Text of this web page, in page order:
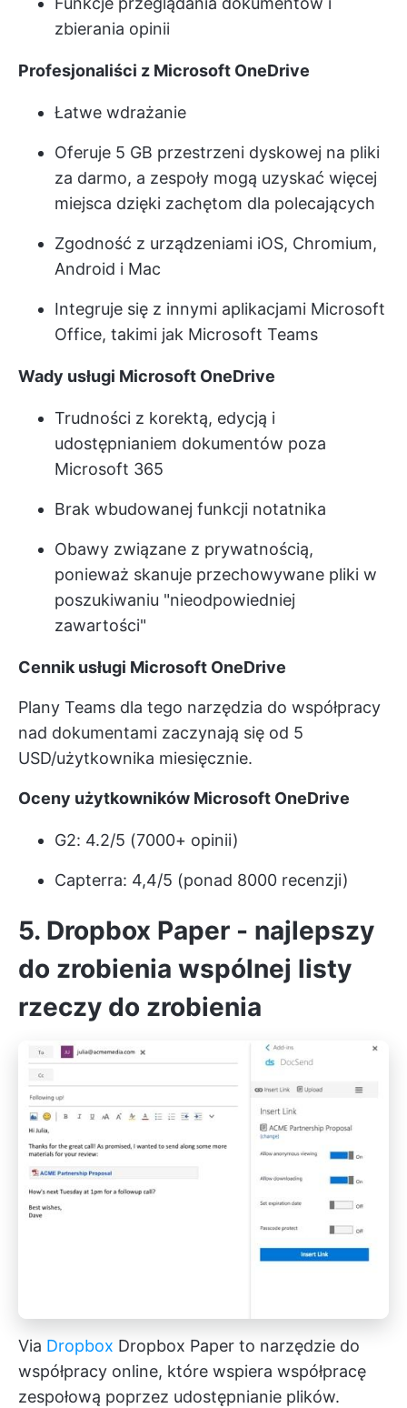
zbierania opinii
Profesjonaliści z Microsoft OneDrive
Łatwe wdrażanie
Oferuje 5 GB przestrzeni dyskowej na pliki
za darmo, a zespoły mogą uzyskać więcej
miejsca dzięki zachętom dla polecających
Zgodność z urządzeniami iOS, Chromium,
Android i Mac
Integruje się z innymi aplikacjami Microsoft
Office, takimi jak Microsoft Teams
Wady usługi Microsoft OneDrive
Trudności z korektą, edycją i
udostępnianiem dokumentów poza
Microsoft 365
Brak wbudowanej funkcji notatnika
Obawy związane z prywatnością,
ponieważ skanuje przechowywane pliki w
poszukiwaniu "nieodpowiedniej
zawartości"
Cennik usługi Microsoft OneDrive
Plany Teams dla tego narzędzia do współpracy
nad dokumentami zaczynają się od 5
USD/użytkownika miesięcznie.
Oceny użytkowników Microsoft OneDrive
G2: 4.2/5 (7000+ opinii)
Capterra: 4,4/5 (ponad 8000 recenzji)
5. Dropbox Paper - najlepszy
do zrobienia wspólnej listy
rzeczy do zrobienia
Via Dropbox Dropbox Paper to narzędzie do
współpracy online, które wspiera współpracę
zespołową poprzez udostępnianie plików.